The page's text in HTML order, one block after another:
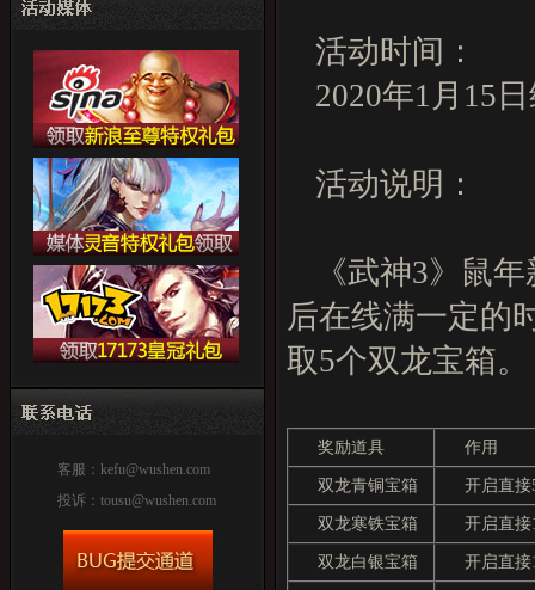
客服： kefu@wushen.com
投诉： tousu@wushen.com
活动时间：
2020年1月15
活动说明：
《武神3》鼠
后在线满一定的
取5个双龙宝箱。
奖励道具 作用
双龙青铜宝箱 开启直接
双龙寒铁宝箱 开启直接
双龙白银宝箱 开启直接